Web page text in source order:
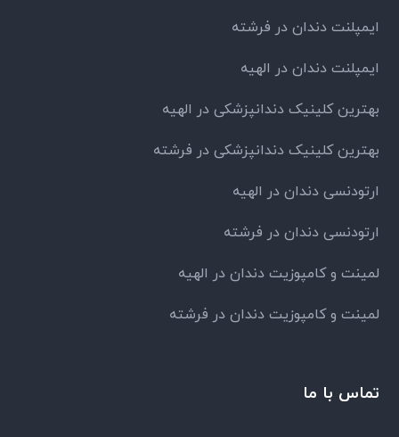
ایمپلنت دندان در فرشته
ایمپلنت دندان در الهیه
بهترین کلینیک دندانپزشکی در الهیه
بهترین کلینیک دندانپزشکی در فرشته
ارتودنسی دندان در الهیه
ارتودنسی دندان در فرشته
لمینت و کامپوزیت دندان در الهیه
لمینت و کامپوزیت دندان در فرشته
تماس با ما